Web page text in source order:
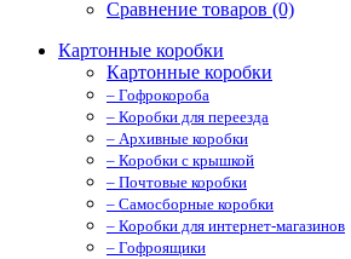
Сравнение товаров (0)
Картонные коробки
Картонные коробки
– Гофрокороба
– Коробки для переезда
– Архивные коробки
– Коробки с крышкой
– Почтовые коробки
– Самосборные коробки
– Коробки для интернет-магазинов
– Гофроящики